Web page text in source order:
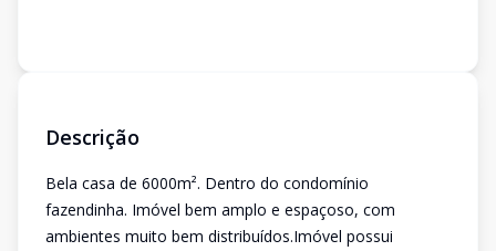
Descrição
Bela casa de 6000m². Dentro do condomínio
fazendinha. Imóvel bem amplo e espaçoso, com
ambientes muito bem distribuídos.Imóvel possui